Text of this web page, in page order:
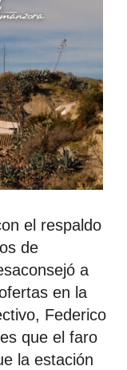
el respaldo
de
a
en la
Federico
que el faro
la estación